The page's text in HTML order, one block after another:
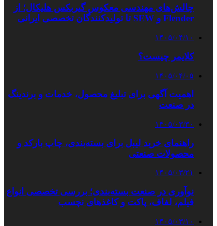
چالش‌های مهندسی معکوس گیربکس هلیکال؛ از
Flender و SEW تا تولیدکنندگان تخصصی ایرانی
۱۴۰۵/۰۴/۱۰
کلایمر چیست؟
۱۴۰۵/۰۴/۰۵
اهمیت آگهی برای تبلیغ محصول، خدمات و برندینگ
در صنعت
۱۴۰۵/۰۳/۳۰
راهنمای خرید لیبل برای بسته‌بندی، چاپ بارکد و
محصولات صنعتی
۱۴۰۵/۰۳/۲۱
نوآوری در صنعت بسته‌بندی؛ بررسی تخصصی انواع
فیلم، لفاف، پاکت و کاغذهای نچسب
۱۴۰۵/۰۳/۱۰